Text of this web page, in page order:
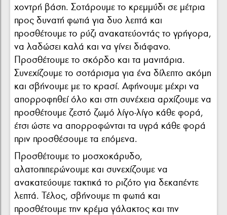
χοντρή βάση. Σοτάρουμε το κρεμμύδι σε μέτρια
προς δυνατή φωτιά για δυο λεπτά και
προσθέτουμε το ρύζι ανακατεύοντάς το γρήγορα,
να λαδώσει καλά και να γίνει διάφανο.
Προσθέτουμε το σκόρδο και τα μανιτάρια.
Συνεχίζουμε το σοτάρισμα για ένα δίλεπτο ακόμη
και σβήνουμε με το κρασί. Αφήνουμε μέχρι να
απορροφηθεί όλο και στη συνέχεια αρχίζουμε να
προσθέτουμε ζεστό ζωμό λίγο-λίγο κάθε φορά,
έτσι ώστε να απορροφώνται τα υγρά κάθε φορά
πριν προσθέσουμε τα επόμενα.
Προσθέτουμε το μοσχοκάρυδο,
αλατοπιπερώνουμε και συνεχίζουμε να
ανακατεύουμε τακτικά το ριζότο για δεκαπέντε
λεπτά. Τέλος, σβήνουμε τη φωτιά και
προσθέτουμε την κρέμα γάλακτος και την